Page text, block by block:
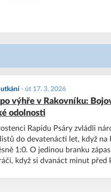
utkání - út 17. 3. 2026
výhře v Rakovníku:
odolnosti
Rapidu Psáry zvládli
do devatenácti let, když na
1:0. O jedinou branku
když si dvanáct minut před